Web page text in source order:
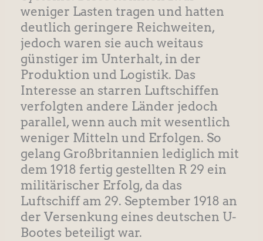
weniger Lasten tragen und hatten
deutlich geringere Reichweiten,
jedoch waren sie auch weitaus
günstiger im Unterhalt, in der
Produktion und Logistik. Das
Interesse an starren Luftschiffen
verfolgten andere Länder jedoch
parallel, wenn auch mit wesentlich
weniger Mitteln und Erfolgen. So
gelang Großbritannien lediglich mit
dem 1918 fertig gestellten R 29 ein
militärischer Erfolg, da das
Luftschiff am 29. September 1918 an
der Versenkung eines deutschen U-
Bootes beteiligt war.